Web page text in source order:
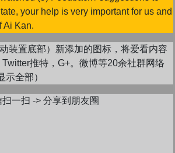
your help is very important for us and
Ai Kan.
装置底部）新添加的图标，将爱看内容
推特，G+。微博等20余社群网络
示全部）
一扫 -> 分享到朋友圈